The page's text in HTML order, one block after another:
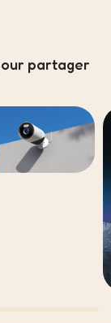
partager